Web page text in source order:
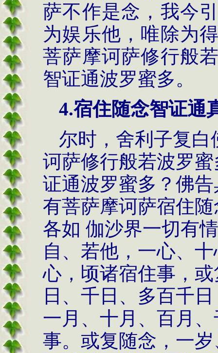
萨不作是念，我今
为娱乐他，唯除为
菩萨摩诃萨修行般
智证通波罗蜜多。
4.宿住随念智证通
尔时，舍利子复
诃萨修行般若波罗
证通波罗蜜多？佛
有菩萨摩诃萨宿住
各如 伽沙界一切有
自、若他，一心、
心，顷诸宿住事，
日、千日、多百千
一月、十月、百月
事。或复随念，一